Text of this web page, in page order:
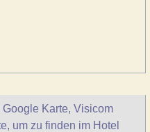
Karte, Visicom
um zu finden im Hotel